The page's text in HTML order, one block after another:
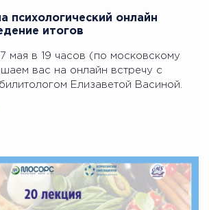
психологический онлайн
итогов
мая в 19 часов (по московскому
вас на онлайн встречу с
Елизаветой Васиной.